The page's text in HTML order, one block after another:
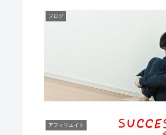
ブログ
アフィリエイト